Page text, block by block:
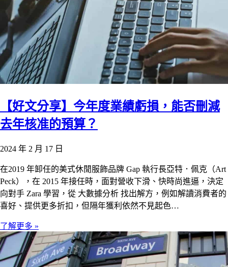
【好文分享】今年度業績虧損，能否刪減
去年核准的預算？
2024 年 2 月 17 日
在2019 年卸任的美式休閒服飾品牌 Gap 執行長亞特．佩克（Art
Peck），在 2015 年接任時，面對營收下滑、快時尚進逼，決定
向對手 Zara 學習，從 大數據分析 找出解方，例如解讀消費者的
喜好、提供更多折扣，但隔年獲利依然不見起色…
了解更多 »